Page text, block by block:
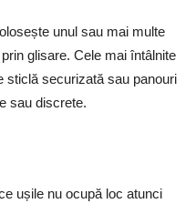
unul sau mai multe
glisare. Cele mai întâlnite
sticlă securizată sau panouri
sau discrete.
ușile nu ocupă loc atunci